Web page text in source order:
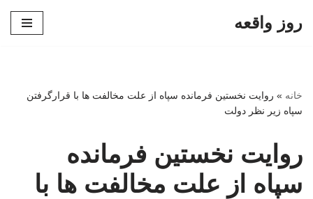
روز واقعه
خانه » روایت نخستین فرمانده سپاه از علت مخالفت ها با قرارگرفتن
سپاه زیر نظر دولت
روایت نخستین فرمانده
سپاه از علت مخالفت ها با